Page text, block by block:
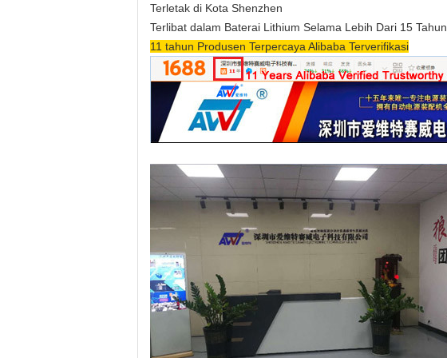
Terletak di Kota Shenzhen
Terlibat dalam Baterai Lithium Selama Lebih Dari 15 Tahun
11 tahun Produsen Terpercaya Alibaba Terverifikasi